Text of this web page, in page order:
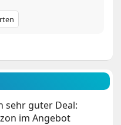
sehr guter Deal:
im Angebot